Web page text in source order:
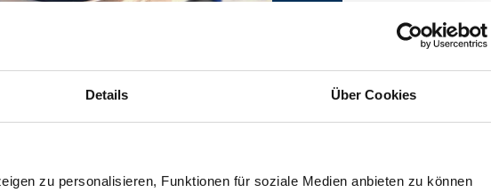
Details Über Cookies
zu personalisieren, Funktionen für soziale Medien anbieten zu können
© Safilo